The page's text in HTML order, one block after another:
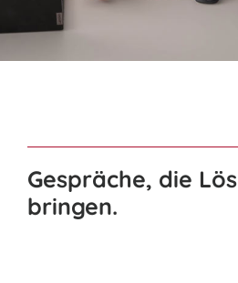
Gespräche, die
bringen.